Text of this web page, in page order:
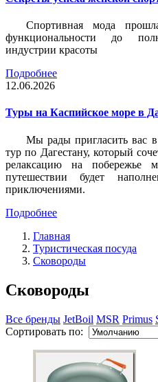
Спортивная мода
функциональности до
индустрии красоты
Подробнее
12.06.2026
Туры на Каспийское море в
Мы рады пригласить вас
тур по Дагестану, который
релаксацию на
путешествии будет
приключениями.
Подробнее
Главная
Туристическая посуда
Сковороды
Сковороды
Все бренды JetBoil MSR Primus
Сортировать по: